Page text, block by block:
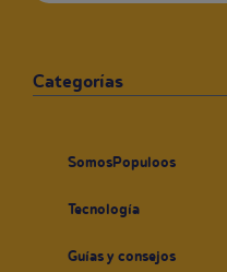
Categorías
SomosPopuloos
Tecnología
Guías y consejos